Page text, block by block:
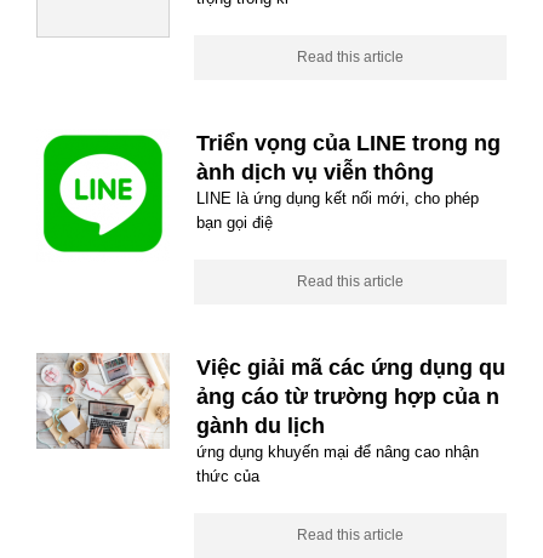
Read this article
Triển vọng của LINE trong ng
ành dịch vụ viễn thông
LINE là ứng dụng kết nối mới, cho phép
bạn gọi điệ
Read this article
Việc giải mã các ứng dụng qu
ảng cáo từ trường hợp của n
gành du lịch
ứng dụng khuyến mại để nâng cao nhận
thức của
Read this article